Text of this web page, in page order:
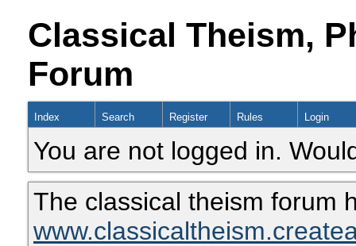
Classical Theism,
Forum
Index Search Register Rules Login
You are not logged in.
The classical theism forum